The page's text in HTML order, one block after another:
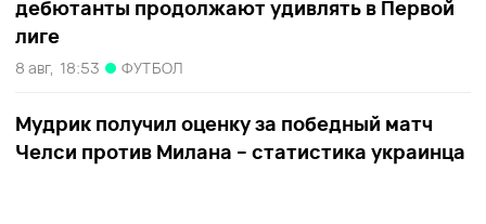
дебютанты продолжают удивлять в Первой
лиге
8 авг, 18:53 ФУТБОЛ
Мудрик получил оценку за победный матч
Челси против Милана – статистика украинца